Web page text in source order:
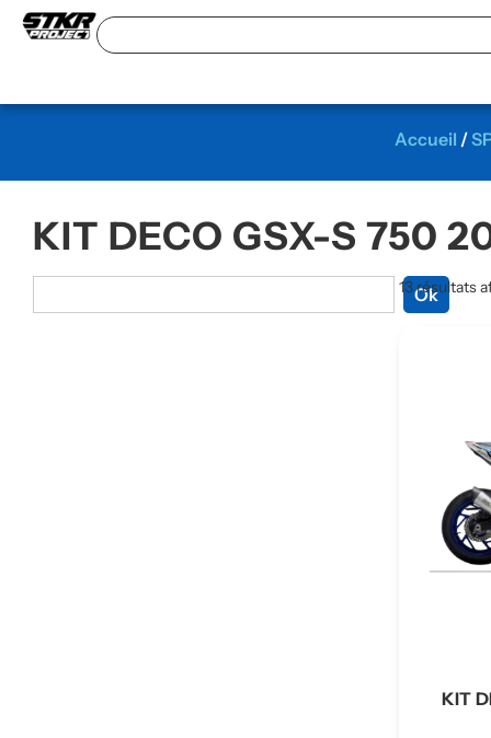
Accueil /
KIT DECO GSX-S 750
Ok
13 résultats
KIT